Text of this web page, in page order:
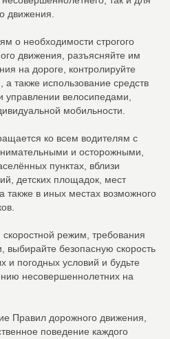
движения.
о необходимости строгого
движения, разъясняйте им
на дороге, контролируйте
также использование средств
управлении велосипедами,
мобильности.
ко всем водителям с
и осторожными,
пунктах, вблизи
детских площадок, мест
также в иных местах возможного
режим, требования
выбирайте безопасную скорость
и погодных условий и будьте
несовершеннолетних на
Правил дорожного движения,
поведение каждого